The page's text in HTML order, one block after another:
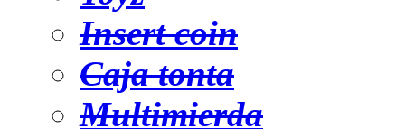
Insert coin
Caja tonta
Multimierda